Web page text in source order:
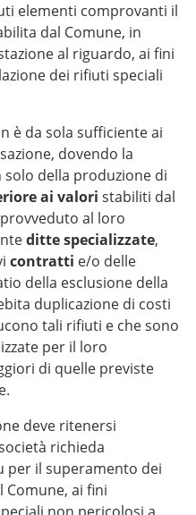
elementi comprovanti il
dal Comune, in
al riguardo, ai fini
dei rifiuti speciali
è da sola sufficiente ai
dovendo la
solo della produzione di
ai valori stabiliti dal
al loro
ditte specializzate,
contratti e/o delle
della esclusione della
duplicazione di costi
tali rifiuti e che sono
per il loro
di quelle previste
deve ritenersi
richieda
per il superamento dei
ai fini